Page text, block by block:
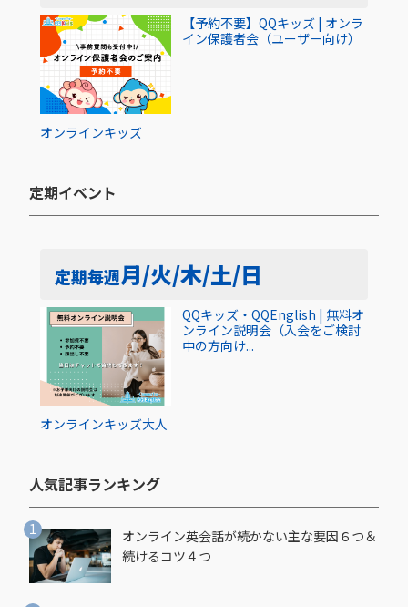
オンラインキッズ
【予約不要】QQキッズ | オンラ
イン保護者会（ユーザー向け）
定期イベント​
定期毎週月/火/木/土/日
オンラインキッズ大人
QQキッズ・QQEnglish | 無料オ
ンライン説明会（入会をご検討
中の方向け...
人気記事ランキング​
オンライン英会話が続かない主な要因６つ＆
続けるコツ４つ